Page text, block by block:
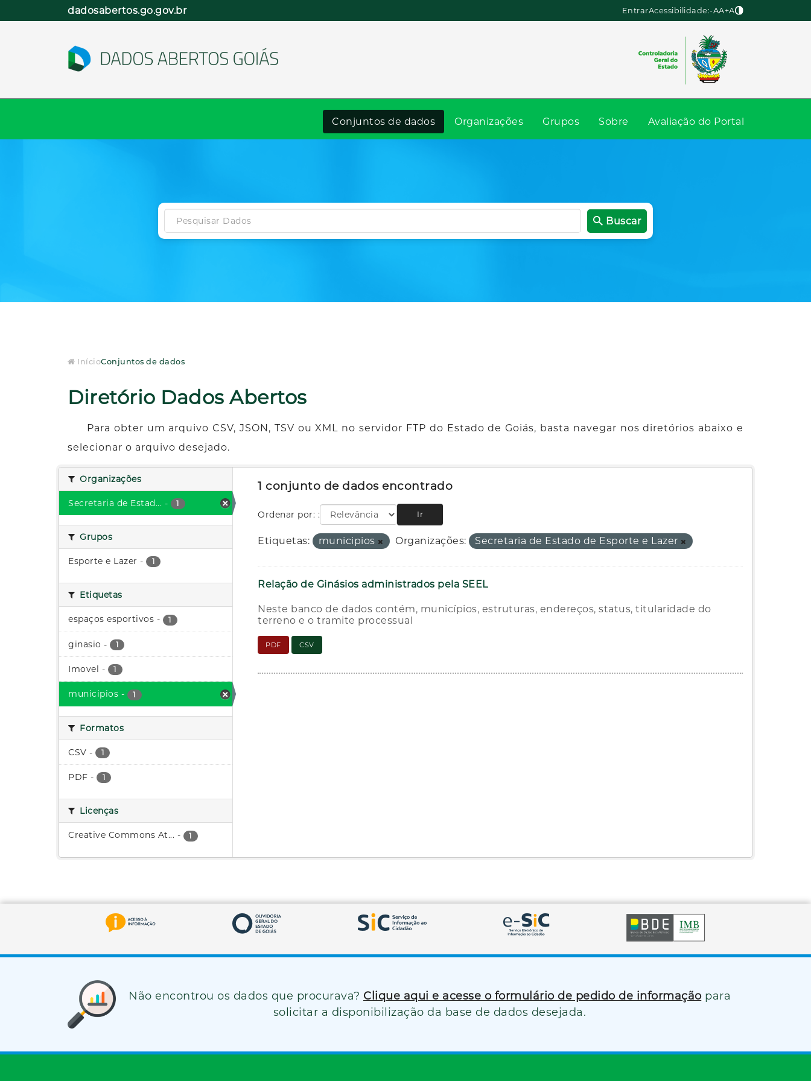
dadosabertos.go.gov.br EntrarAcessibilidade:-AA+A
Conjuntos de dados Organizações Grupos Sobre Avaliação do Portal
Buscar
InícioConjuntos de dados
Diretório Dados Abertos
Para obter um arquivo CSV, JSON, TSV ou XML no servidor FTP do Estado de Goiás, basta navegar nos diretórios abaixo e
selecionar o arquivo desejado.
Organizações
Secretaria de Estad... - 1
Grupos
Esporte e Lazer - 1
Etiquetas
espaços esportivos - 1
ginasio - 1
Imovel - 1
municipios - 1
Formatos
CSV - 1
PDF - 1
Licenças
Creative Commons At... - 1
1 conjunto de dados encontrado
Ordenar por: Ir
Etiquetas: municipios Organizações: Secretaria de Estado de Esporte e Lazer
Relação de Ginásios administrados pela SEEL
Neste banco de dados contém, municípios, estruturas, endereços, status, titularidade do
terreno e o tramite processual
PDF CSV
Não encontrou os dados que procurava? Clique aqui e acesse o formulário de pedido de informação para
solicitar a disponibilização da base de dados desejada.